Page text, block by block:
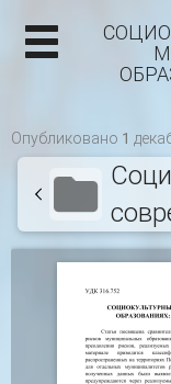
Опубликовано 1